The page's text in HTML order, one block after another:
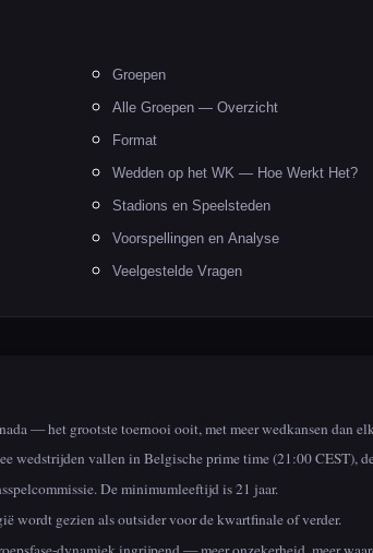
Groepen
Alle Groepen — Overzicht
Format
Wedden op het WK — Hoe Werkt Het?
Stadions en Speelsteden
Voorspellingen en Analyse
Veelgestelde Vragen
— het grootste toernooi ooit, met meer wedkansen dan
vallen in Belgische prime time (21:00 CEST),
De minimumleeftijd is 21 jaar.
wordt gezien als outsider voor de kwartfinale of verder.